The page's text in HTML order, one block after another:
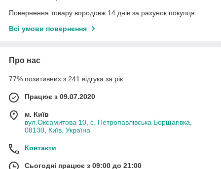
Повернення товару впродовж 14 днів за рахунок покупця
Всі умови повернення
Про нас
77% позитивних з 241 відгука за рік
Працює з 09.07.2020
м. Київ
вул.Оксамитова 10, с. Петропавлівська Борщагівка,
08130, Київ, Україна
Контакти
Сьогодні працює з 09:00 до 21:00